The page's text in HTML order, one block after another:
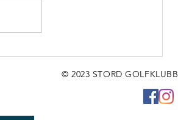
For ein fredag,
igjen!❤© 2023 STORD GOLFKLUBB